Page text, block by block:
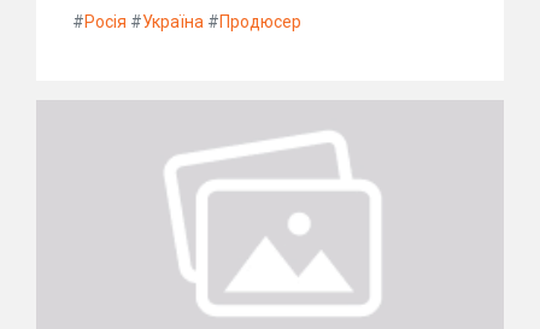
#Росія #Україна #Продюсер